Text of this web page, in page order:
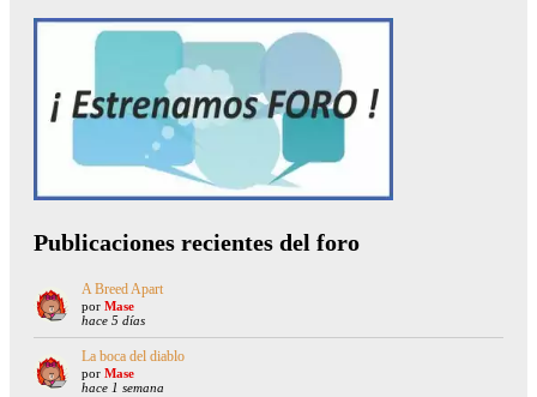
Publicaciones recientes del foro
A Breed Apart
por Mase
hace 5 días
La boca del diablo
por Mase
hace 1 semana